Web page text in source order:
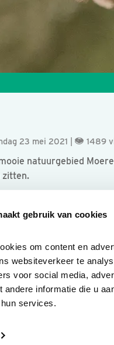
gebruik van cookies
om content en
websiteverkeer te
voor social media,
andere informatie die u
services.
23 mei 2021 | 1489
natuurgebied
zitten.